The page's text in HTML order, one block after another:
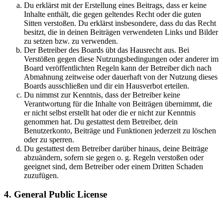
Du erklärst mit der Erstellung eines Beitrags, dass er keine
Inhalte enthält, die gegen geltendes Recht oder die guten
Sitten verstoßen. Du erklärst insbesondere, dass du das Recht
besitzt, die in deinen Beiträgen verwendeten Links und Bilder
zu setzen bzw. zu verwenden.
Der Betreiber des Boards übt das Hausrecht aus. Bei
Verstößen gegen diese Nutzungsbedingungen oder anderer im
Board veröffentlichten Regeln kann der Betreiber dich nach
Abmahnung zeitweise oder dauerhaft von der Nutzung dieses
Boards ausschließen und dir ein Hausverbot erteilen.
Du nimmst zur Kenntnis, dass der Betreiber keine
Verantwortung für die Inhalte von Beiträgen übernimmt, die
er nicht selbst erstellt hat oder die er nicht zur Kenntnis
genommen hat. Du gestattest dem Betreiber, dein
Benutzerkonto, Beiträge und Funktionen jederzeit zu löschen
oder zu sperren.
Du gestattest dem Betreiber darüber hinaus, deine Beiträge
abzuändern, sofern sie gegen o. g. Regeln verstoßen oder
geeignet sind, dem Betreiber oder einem Dritten Schaden
zuzufügen.
4. General Public License